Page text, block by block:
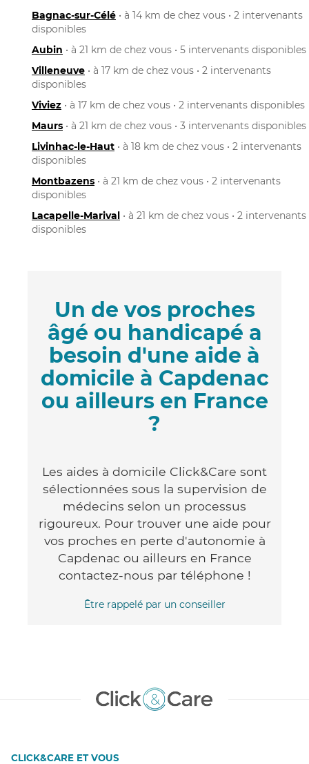
Bagnac-sur-Célé • à 14 km de chez vous • 2 intervenants
disponibles
Aubin • à 21 km de chez vous • 5 intervenants disponibles
Villeneuve • à 17 km de chez vous • 2 intervenants
disponibles
Viviez • à 17 km de chez vous • 2 intervenants disponibles
Maurs • à 21 km de chez vous • 3 intervenants disponibles
Livinhac-le-Haut • à 18 km de chez vous • 2 intervenants
disponibles
Montbazens • à 21 km de chez vous • 2 intervenants
disponibles
Lacapelle-Marival • à 21 km de chez vous • 2 intervenants
disponibles
Un de vos proches
âgé ou handicapé a
besoin d'une aide à
domicile à Capdenac
ou ailleurs en France
?
Les aides à domicile Click&Care sont
sélectionnées sous la supervision de
médecins selon un processus
rigoureux. Pour trouver une aide pour
vos proches en perte d'autonomie à
Capdenac ou ailleurs en France
contactez-nous par téléphone !
Être rappelé par un conseiller
CLICK&CARE ET VOUS